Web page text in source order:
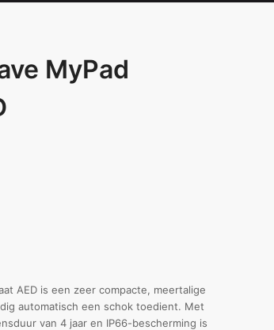
MyPad
AED is een zeer compacte, meertalige
automatisch een schok toedient. Met
van 4 jaar en IP66-bescherming is